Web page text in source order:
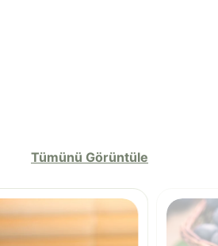
Tümünü Görüntüle